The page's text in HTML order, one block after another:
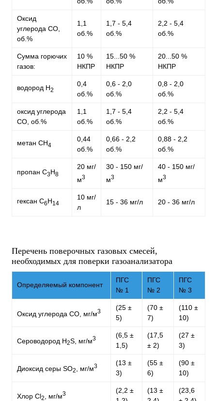
Оксид
углерода CO,
об.%
1,1
об.%
1,7 - 5,4
об.%
2,2 - 5,4
об.%
Сумма горючих
газов:
10 %
НКПР
15...50 %
НКПР
20...50 %
НКПР
водород H2
0,4
об.%
0,6 - 2,0
об.%
0,8 - 2,0
об.%
оксид углерода
CO, об.%
1,1
об.%
1,7 - 5,4
об.%
2,2 - 5,4
об.%
метан CH4
0,44
об.%
0,66 - 2,2
об.%
0,88 - 2,2
об.%
пропан C3H8
20 мг/
м3
30 - 150 мг/
м3
40 - 150 мг/
м3
гексан C6H14
10 мг/
л
15 - 36 мг/л 20 - 36 мг/л
Перечень поверочных газовых смесей,
необходимых для поверки газоанализатора
Определяемый компонент
ПГС
№ 1
ПГС
№ 2
ПГС
№ 3
Оксид углерода CO, мг/м3
(25 ±
5)
(70 ±
7)
(110 ±
10)
Сероводород H2S, мг/м3
(6,5 ±
1,5)
(17,5
± 2)
(27 ±
3)
Диоксид серы SO2 , мг/м3
(13 ±
3)
(55 ±
6)
(90 ±
10)
Хлор Cl2 , мг/м3
(2,2 ±
(13 ±
(23,6